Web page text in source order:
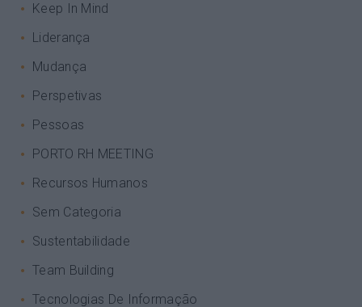
Keep In Mind
Liderança
Mudança
Perspetivas
Pessoas
PORTO RH MEETING
Recursos Humanos
Sem Categoria
Sustentabilidade
Team Building
Tecnologias De Informação